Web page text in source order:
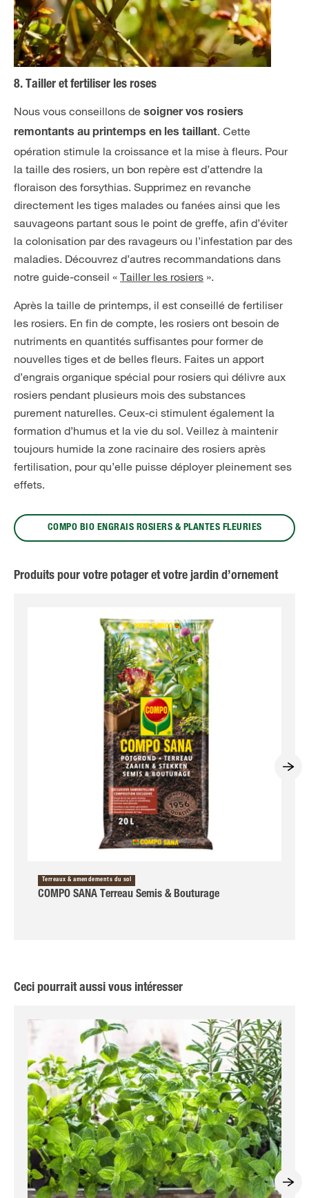
8. Tailler et fertiliser les roses
Nous vous conseillons de soigner vos rosiers
remontants au printemps en les taillant. Cette
opération stimule la croissance et la mise à fleurs. Pour
la taille des rosiers, un bon repère est d’attendre la
floraison des forsythias. Supprimez en revanche
directement les tiges malades ou fanées ainsi que les
sauvageons partant sous le point de greffe, afin d’éviter
la colonisation par des ravageurs ou l’infestation par des
maladies. Découvrez d’autres recommandations dans
notre guide-conseil « Tailler les rosiers ».
Après la taille de printemps, il est conseillé de fertiliser
les rosiers. En fin de compte, les rosiers ont besoin de
nutriments en quantités suffisantes pour former de
nouvelles tiges et de belles fleurs. Faites un apport
d’engrais organique spécial pour rosiers qui délivre aux
rosiers pendant plusieurs mois des substances
purement naturelles. Ceux-ci stimulent également la
formation d’humus et la vie du sol. Veillez à maintenir
toujours humide la zone racinaire des rosiers après
fertilisation, pour qu’elle puisse déployer pleinement ses
effets.
COMPO BIO ENGRAIS ROSIERS & PLANTES FLEURIES
Produits pour votre potager et votre jardin d’ornement
Terreaux & amendements du sol
COMPO SANA Terreau Semis & Bouturage
Ceci pourrait aussi vous intéresser